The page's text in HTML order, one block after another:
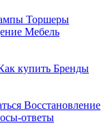
Торшеры
Мебель
купить Бренды
Восстановление
ответы